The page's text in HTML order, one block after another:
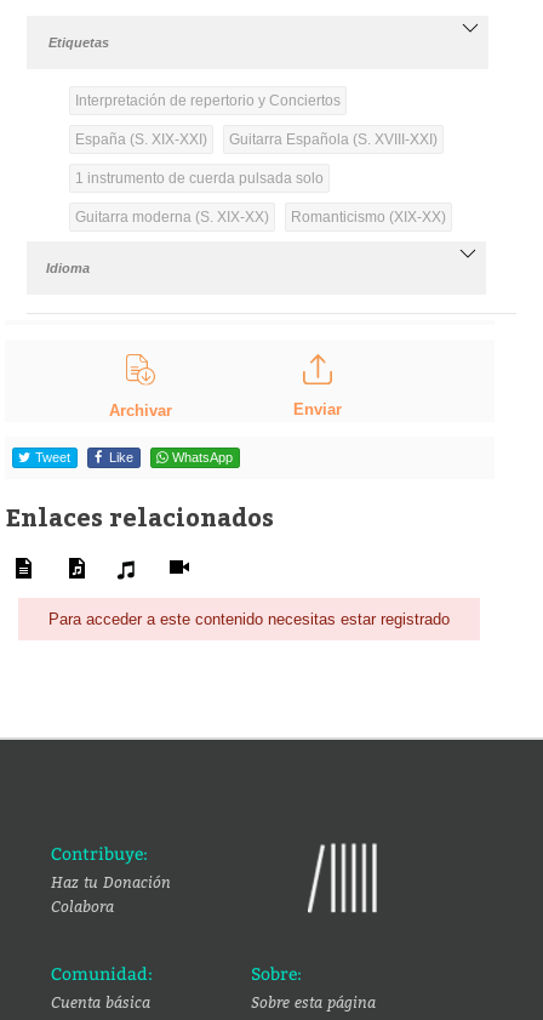
Etiquetas
Interpretación de repertorio y Conciertos
España (S. XIX-XXI) Guitarra Española (S. XVIII-XXI)
1 instrumento de cuerda pulsada solo
Guitarra moderna (S. XIX-XX) Romanticismo (XIX-XX)
Idioma
Archivar Enviar
Tweet Like WhatsApp
Enlaces relacionados
Para acceder a este contenido necesitas estar registrado
Contribuye:
Haz tu Donación
Colabora
Comunidad:
Cuenta básica
Sobre:
Sobre esta página